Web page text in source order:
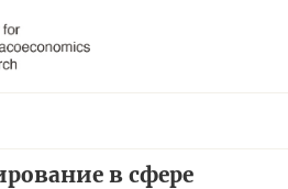
в сфере